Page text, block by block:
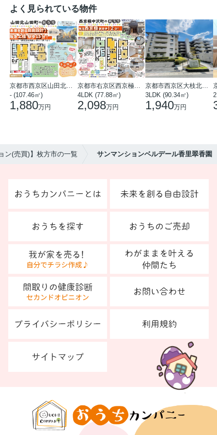
よく見られている物件
- (107.46㎡)
1,880万円
4LDK (77.88㎡)
2,098万円
3LDK (90.34㎡)
1,940万円
ン(売買)】枚方市の一覧 サンマンションベルデール香里翠香園